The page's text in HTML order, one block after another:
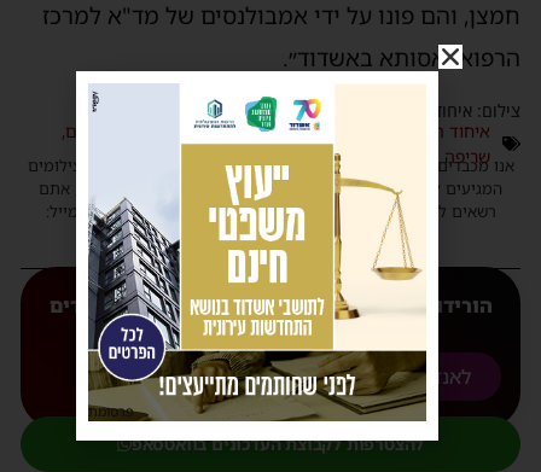
והם פונו על ידי אמבולנסים של מד"א למרכז
אסותא באשדוד״.
איחוד הצלה, כבאות והצלה
איחוד הצלה
,כבאות,מד״א,מד״א הצלה דרום
שריפה
אנו מכבדים זכויות יוצרים ועושים מאמץ לאתר את בעלי הזכויות בצילומים
המגיעים לידינו. אם זיהיתים בפרסומינו צילום שיש לכם זכויות בו, אתם
רשאים לפנות אלינו ולבקש לחדול מהשימוש באמצעות כתובת המייל:
haredim.ashdod@gmail.com
הורידו עכשיו את האפליקצייה המובילה של 'חרדים
אשדוד' אליכם לנייד
לאנדורואיד
לאפל
להצטרפות לקבוצת העדכונים בוואטסאפ
פרסומת